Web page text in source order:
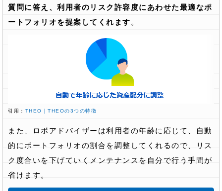
質問に答え、利用者のリスク許容度にあわせた最適なポ
ートフォリオを提案してくれます 。
引用： THEO｜THEOの3つの特徴
また、ロボアドバイザーは利用者の年齢に応じて、自動
的にポートフォリオの割合を調整してくれるので、リス
ク度合いを下げていくメンテナンスを自分で行う手間が
省けます。